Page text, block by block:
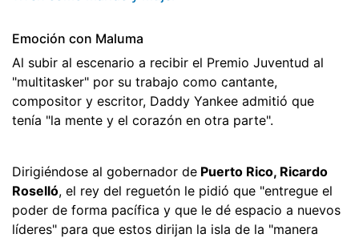
Emoción con Maluma
Al subir al escenario a recibir el Premio Juventud al
"multitasker" por su trabajo como cantante,
compositor y escritor, Daddy Yankee admitió que
tenía "la mente y el corazón en otra parte".
Dirigiéndose al gobernador de Puerto Rico, Ricardo
Roselló, el rey del reguetón le pidió que "entregue el
poder de forma pacífica y que le dé espacio a nuevos
líderes" para que estos dirijan la isla de la "manera